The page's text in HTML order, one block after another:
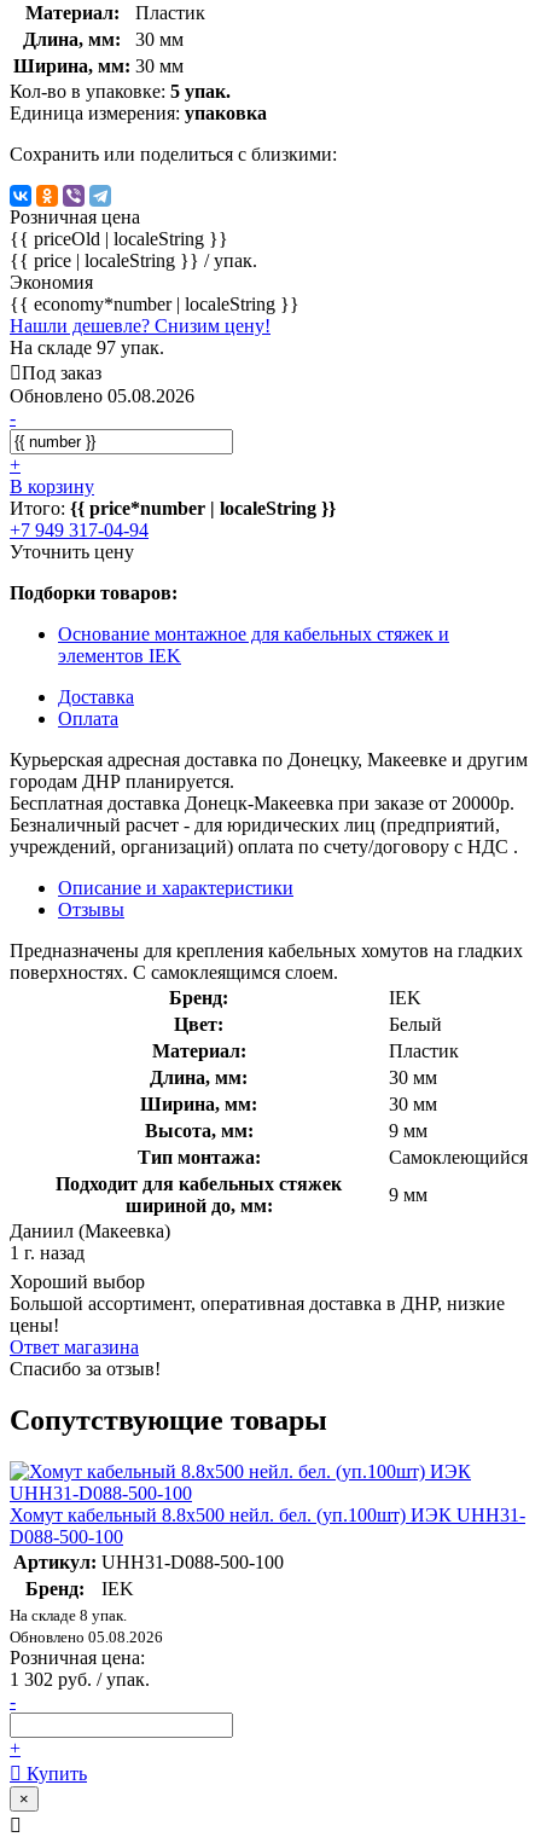
Материал:
Пластик
Длина, мм:
30 мм
Ширина, мм: 30 мм
Кол-во в упаковке: 5 упак.
Единица измерения: упаковка
Сохранить или поделиться с близкими:
Розничная цена
{{ priceOld | localeString }}
{{ price | localeString }} / упак.
Экономия
{{ economy*number | localeString }}
Нашли дешевле? Снизим цену!
На складе 97 упак.
Под заказ
Обновлено 05.08.2026
-
+
В корзину
Итого: {{ price*number | localeString }}
+7 949 317-04-94
Уточнить цену
Подборки товаров:
Основание монтажное для кабельных стяжек и
элементов IEK
Доставка
Оплата
Курьерская адресная доставка по Донецку, Макеевке и другим
городам ДНР планируется.
Бесплатная доставка Донецк-Макеевка при заказе от 20000р.
Безналичный расчет - для юридических лиц (предприятий,
учреждений, организаций) оплата по счету/договору с НДС .
Описание и характеристики
Отзывы
Предназначены для крепления кабельных хомутов на гладких
поверхностях. С самоклеящимся слоем.
Бренд:
IEK
Цвет:
Белый
Материал:
Пластик
Длина, мм:
30 мм
Ширина, мм:
30 мм
Высота, мм:
9 мм
Тип монтажа:
Самоклеющийся
Подходит для кабельных стяжек
шириной до, мм:
9 мм
Даниил (Макеевка)
1 г. назад
Хороший выбор
Большой ассортимент, оперативная доставка в ДНР, низкие
цены!
Ответ магазина
Спасибо за отзыв!
Сопутствующие товары
Хомут кабельный 8.8х500 нейл. бел. (уп.100шт) ИЭК UHH31-
D088-500-100
Артикул: UHH31-D088-500-100
Бренд:
IEK
На складе 8 упак.
Обновлено 05.08.2026
Розничная цена:
1 302 руб. / упак.
-
+
Купить
×